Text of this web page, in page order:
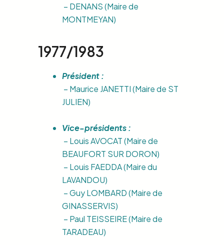
– DENANS (Maire de
MONTMEYAN)
1977/1983
Président :
– Maurice JANETTI (Maire de ST
JULIEN)
Vice-présidents :
– Louis AVOCAT (Maire de
BEAUFORT SUR DORON)
– Louis FAEDDA (Maire du
LAVANDOU)
– Guy LOMBARD (Maire de
GINASSERVIS)
– Paul TEISSEIRE (Maire de
TARADEAU)